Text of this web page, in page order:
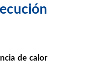
de calor